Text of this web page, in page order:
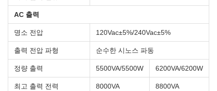
AC 출력
명소 전압 120Vac±5%/240Vac±5%
출력 전압 파형 순수한 시노스 파동
정량 출력 5500VA/5500W 6200VA/6200W
최고 출력 전력 8000VA 8800VA